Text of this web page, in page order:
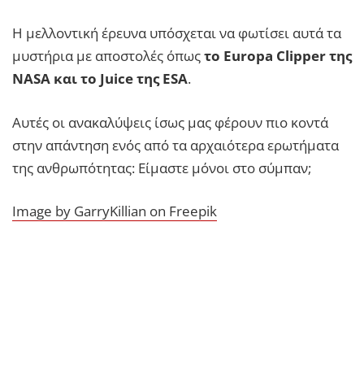
Η μελλοντική έρευνα υπόσχεται να φωτίσει αυτά τα
μυστήρια με αποστολές όπωςτο Europa Clipper της
NASA και το Juice της ESA.
Αυτές οι ανακαλύψεις ίσως μας φέρουν πιο κοντά
στην απάντηση ενός από τα αρχαιότερα ερωτήματα
της ανθρωπότητας: Είμαστε μόνοι στο σύμπαν;
Image by GarryKillian on Freepik